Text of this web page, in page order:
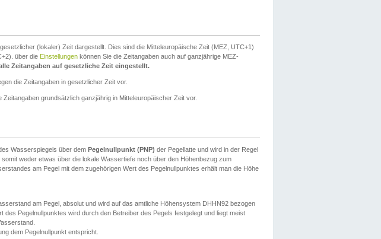
(lokaler) Zeit dargestellt. Dies sind die Mitteleuropäische Zeit (MEZ, UTC+1)
über die Einstellungen können Sie die Zeitangaben auch auf ganzjährige MEZ-
Zeitangaben auf gesetzliche Zeit eingestellt.
die Zeitangaben in gesetzlicher Zeit vor.
Zeitangaben grundsätzlich ganzjährig in Mitteleuropäischer Zeit vor.
Wasserspiegels über dem Pegelnullpunkt (PNP) der Pegellatte und wird in der Regel
weder etwas über die lokale Wassertiefe noch über den Höhenbezug zum
am Pegel mit dem zugehörigen Wert des Pegelnullpunktes erhält man die Höhe
am Pegel, absolut und wird auf das amtliche Höhensystem DHHN92 bezogen
Pegelnullpunktes wird durch den Betreiber des Pegels festgelegt und liegt meist
dem Pegelnullpunkt entspricht.